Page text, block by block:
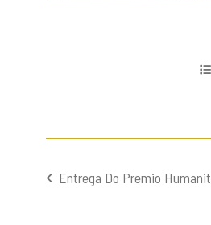
Navegación
Entrega Do Premio